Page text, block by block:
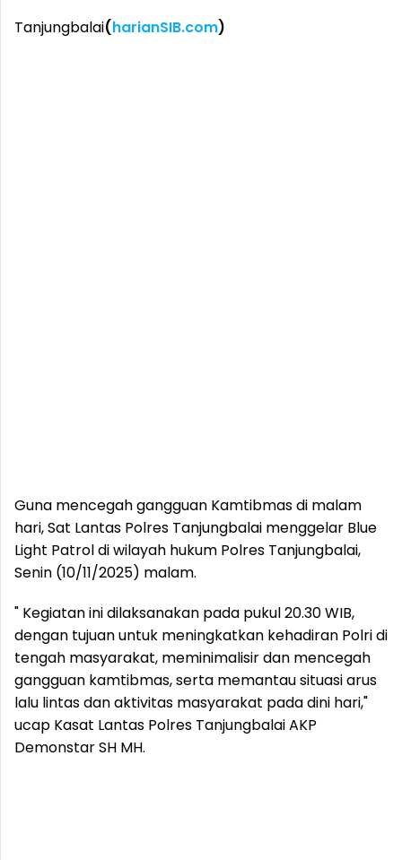
Tanjungbalai(harianSIB.com)
Guna mencegah gangguan Kamtibmas di malam
hari, Sat Lantas Polres Tanjungbalai menggelar Blue
Light Patrol di wilayah hukum Polres Tanjungbalai,
Senin (10/11/2025) malam.
" Kegiatan ini dilaksanakan pada pukul 20.30 WIB,
dengan tujuan untuk meningkatkan kehadiran Polri di
tengah masyarakat, meminimalisir dan mencegah
gangguan kamtibmas, serta memantau situasi arus
lalu lintas dan aktivitas masyarakat pada dini hari,"
ucap Kasat Lantas Polres Tanjungbalai AKP
Demonstar SH MH.